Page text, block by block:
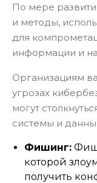
По мере
и методы,
для
информации и
Организациям
угрозах
могут
системы и
Фишинг:
которой
получить